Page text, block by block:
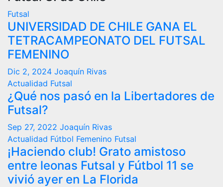
Futsal
UNIVERSIDAD DE CHILE GANA EL
TETRACAMPEONATO DEL FUTSAL
FEMENINO
Dic 2, 2024 Joaquín Rivas
Actualidad Futsal
¿Qué nos pasó en la Libertadores de
Futsal?
Sep 27, 2022 Joaquín Rivas
Actualidad Fútbol Femenino Futsal
¡Haciendo club! Grato amistoso
entre leonas Futsal y Fútbol 11 se
vivió ayer en La Florida